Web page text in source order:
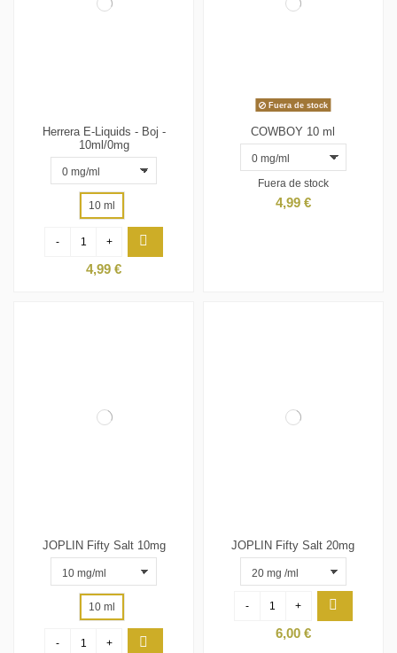
Herrera E-Liquids - Boj -
10ml/0mg
10 ml
- +
4,99 €
Fuera de stock
COWBOY 10 ml
Fuera de stock
4,99 €
JOPLIN Fifty Salt 10mg
10 ml
- +
JOPLIN Fifty Salt 20mg
- +
6,00 €